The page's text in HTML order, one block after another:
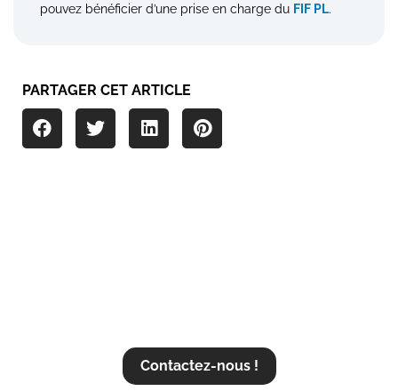
pouvez bénéficier d’une prise en charge du FIF PL.
PARTAGER CET ARTICLE
Contactez-nous !